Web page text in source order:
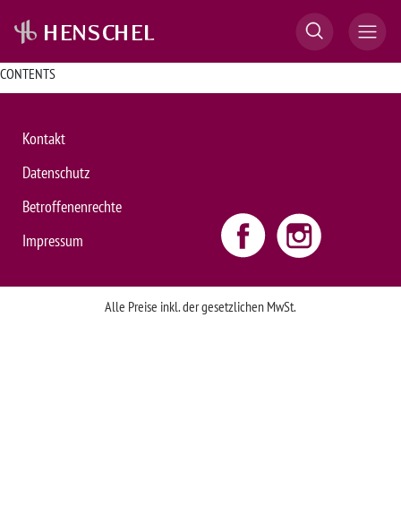
CONTENTS
Kontakt
Datenschutz
Betroffenenrechte
Impressum
Alle Preise inkl. der gesetzlichen MwSt.